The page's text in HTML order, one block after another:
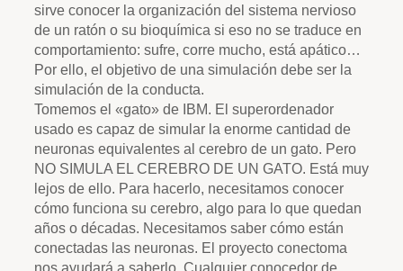
sirve conocer la organización del sistema nervioso
de un ratón o su bioquímica si eso no se traduce en
comportamiento: sufre, corre mucho, está apático…
Por ello, el objetivo de una simulación debe ser la
simulación de la conducta.
Tomemos el «gato» de IBM. El superordenador
usado es capaz de simular la enorme cantidad de
neuronas equivalentes al cerebro de un gato. Pero
NO SIMULA EL CEREBRO DE UN GATO. Está muy
lejos de ello. Para hacerlo, necesitamos conocer
cómo funciona su cerebro, algo para lo que quedan
años o décadas. Necesitamos saber cómo están
conectadas las neuronas. El proyecto conectoma
nos ayudará a saberlo. Cualquier conocedor de